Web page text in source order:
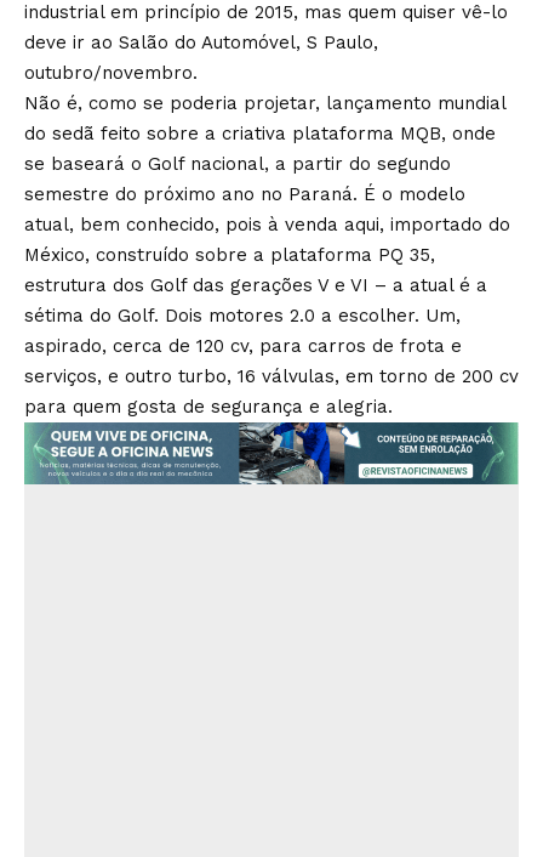
industrial em princípio de 2015, mas quem quiser vê-lo
deve ir ao Salão do Automóvel, S Paulo,
outubro/novembro.
Não é, como se poderia projetar, lançamento mundial
do sedã feito sobre a criativa plataforma MQB, onde
se baseará o Golf nacional, a partir do segundo
semestre do próximo ano no Paraná. É o modelo
atual, bem conhecido, pois à venda aqui, importado do
México, construído sobre a plataforma PQ 35,
estrutura dos Golf das gerações V e VI – a atual é a
sétima do Golf. Dois motores 2.0 a escolher. Um,
aspirado, cerca de 120 cv, para carros de frota e
serviços, e outro turbo, 16 válvulas, em torno de 200 cv
para quem gosta de segurança e alegria.